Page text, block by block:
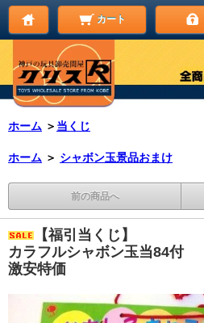
カート
ホーム ＞ 当くじ
ホーム ＞ シャボン玉景品おまけ
前の商品へ
【福引当くじ】
カラフルシャボン玉当84付
激安特価